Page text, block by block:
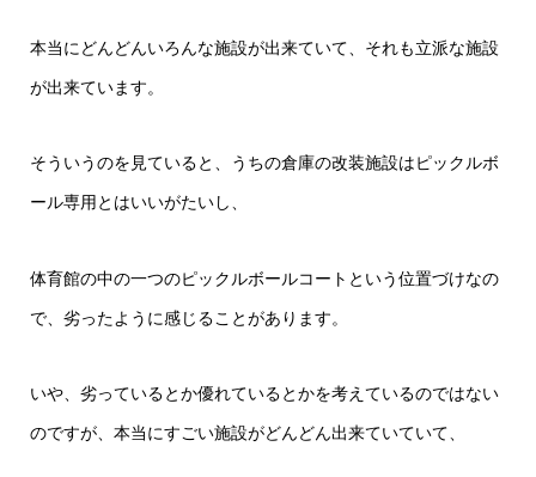
本当にどんどんいろんな施設が出来ていて、それも立派な施設
が出来ています。
そういうのを見ていると、うちの倉庫の改装施設はピックルボ
ール専用とはいいがたいし、
体育館の中の一つのピックルボールコートという位置づけなの
で、劣ったように感じることがあります。
いや、劣っているとか優れているとかを考えているのではない
のですが、本当にすごい施設がどんどん出来ていていて、